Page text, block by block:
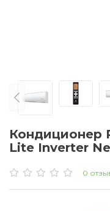
Кондиционер
Lite Inverter
0